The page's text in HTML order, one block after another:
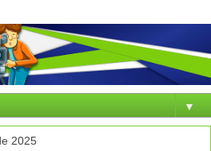
▼
2025